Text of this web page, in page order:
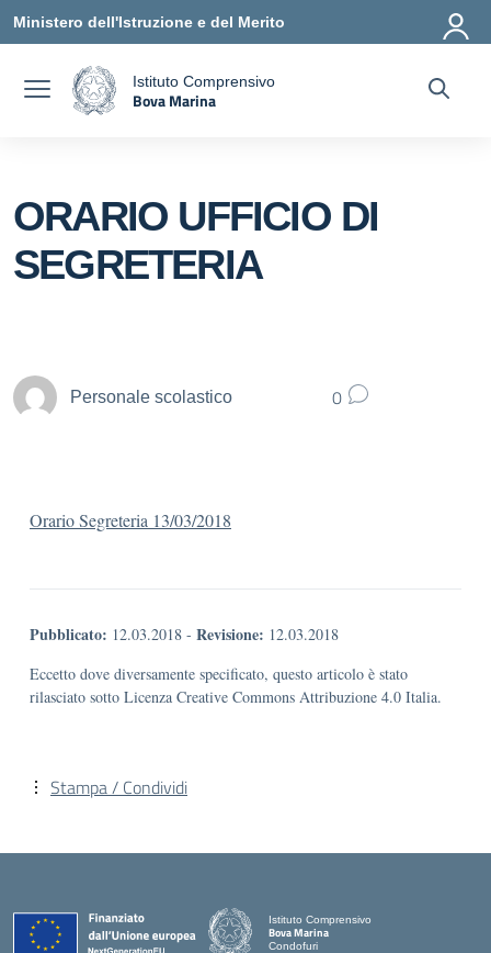
Vai ai contenuti
Vai al menu di navigazione
Vai al footer
Ministero dell'Istruzione e del Merito
Istituto Comprensivo
Bova Marina
ORARIO UFFICIO DI
SEGRETERIA
Personale scolastico 0
Orario Segreteria 13/03/2018
Pubblicato: 12.03.2018 - Revisione: 12.03.2018
Eccetto dove diversamente specificato, questo articolo è stato
rilasciato sotto Licenza Creative Commons Attribuzione 4.0 Italia.
Stampa / Condividi
Istituto Comprensivo
Bova Marina
Condofuri